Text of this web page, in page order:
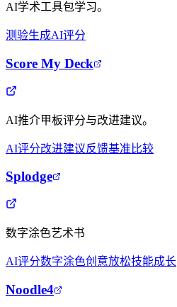
AI学术工具包学习。
测验生成AI评分
Score My Deck
AI推介甲板评分与改进建议。
AI评分改进建议反馈基准比较
Splodge
数字涂色艺术书
AI评分数字涂色创意放松技能成长
Noodle4